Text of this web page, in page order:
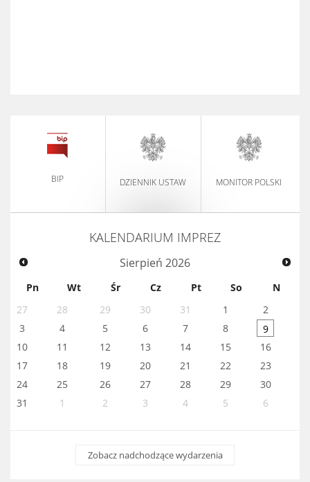
BIP DZIENNIK USTAW MONITOR POLSKI
KALENDARIUM IMPREZ
Sierpień 2026
Pn Wt Śr Cz Pt So
N
27
28 29 30 31 1
2
3
4 5 6 7 8
9
10
11 12 13 14 15
16
17
18 19 20 21 22
23
24
25 26 27 28 29
30
31
1 2 3 4 5 6
Zobacz nadchodzące wydarzenia